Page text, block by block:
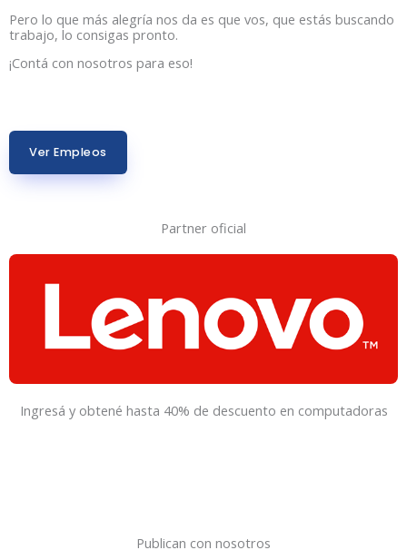
Pero lo que más alegría nos da es que vos, que estás buscando
trabajo, lo consigas pronto.
¡Contá con nosotros para eso!
Ver Empleos
Partner oficial
Ingresá y obtené hasta 40% de descuento en computadoras
Publican con nosotros